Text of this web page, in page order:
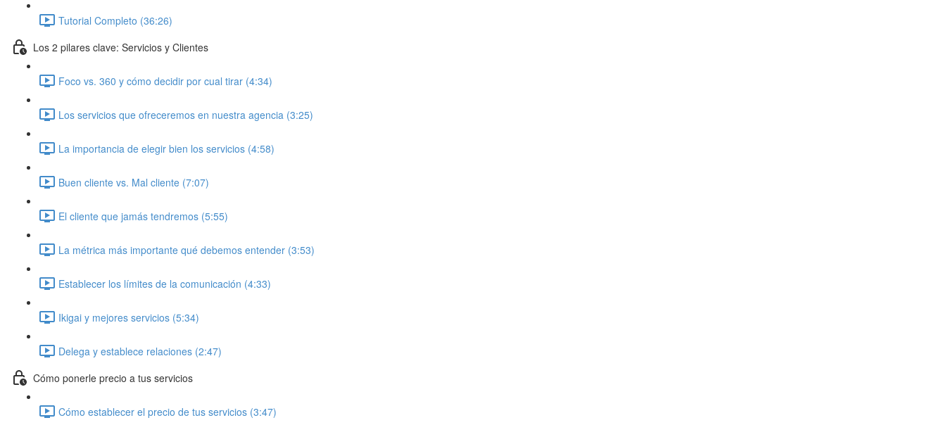
Tutorial Completo (36:26)
Los 2 pilares clave: Servicios y Clientes
Foco vs. 360 y cómo decidir por cual tirar (4:34)
Los servicios que ofreceremos en nuestra agencia (3:25)
La importancia de elegir bien los servicios (4:58)
Buen cliente vs. Mal cliente (7:07)
El cliente que jamás tendremos (5:55)
La métrica más importante qué debemos entender (3:53)
Establecer los límites de la comunicación (4:33)
Ikigai y mejores servicios (5:34)
Delega y establece relaciones (2:47)
Cómo ponerle precio a tus servicios
Cómo establecer el precio de tus servicios (3:47)